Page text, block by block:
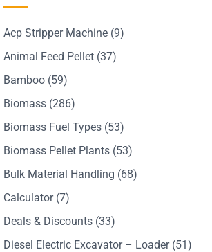
Acp Stripper Machine (9)
Animal Feed Pellet (37)
Bamboo (59)
Biomass (286)
Biomass Fuel Types (53)
Biomass Pellet Plants (53)
Bulk Material Handling (68)
Calculator(7)
Deals & Discounts (33)
Diesel Electric Excavator – Loader(51)